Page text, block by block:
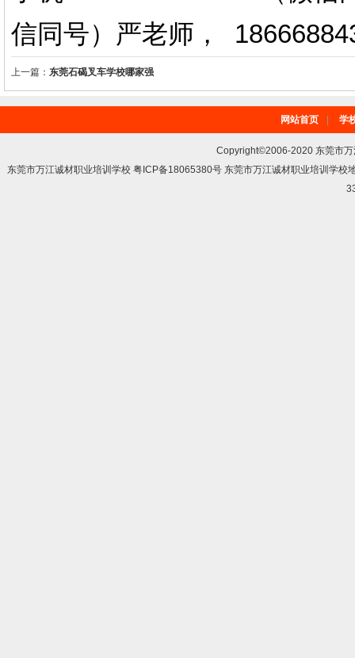
信同号）严老师 ，
上一篇： 东莞石碣叉车学校哪家强
网站首页 学
Copyright©2006-2020 东莞市
东莞市万江诚材职业培训学校 粤ICP备18065380号 东莞市万江诚材职业培训学